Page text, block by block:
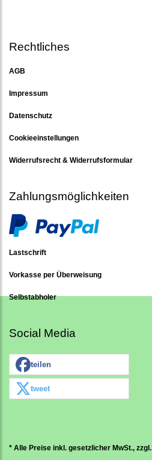
Rechtliches
AGB
Impressum
Datenschutz
Cookieeinstellungen
Widerrufsrecht & Widerrufsformular
Zahlungsmöglichkeiten
Lastschrift
Vorkasse per Überweisung
Selbstabholer
Social Media
teilen
tweet
* Alle Preise inkl. gesetzlicher MwSt., zzgl.